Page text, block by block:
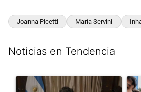
Joanna Picetti María Servini
Noticias en Tendencia
Un artículo de tendencia con el Un